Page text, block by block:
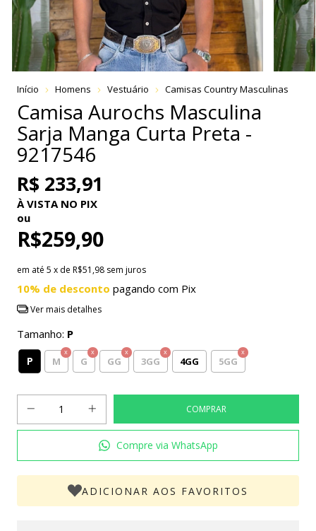
Início Homens Vestuário Camisas Country Masculinas
Camisa Aurochs Masculina
Sarja Manga Curta Preta -
9217546
R$ 233,91
À VISTA NO PIX
ou
R$259,90
em até 5 x de R$51,98 sem juros
10% de desconto pagando com Pix
Ver mais detalhes
Tamanho: P
P M G GG 3GG 4GG 5GG
Compre via WhatsApp
ADICIONAR AOS FAVORITOS